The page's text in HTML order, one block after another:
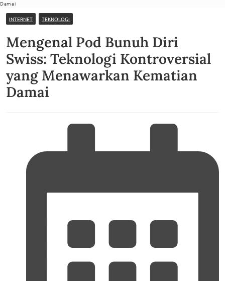
Damai
INTERNET TEKNOLOGI
Mengenal Pod Bunuh Diri
Swiss: Teknologi Kontroversial
yang Menawarkan Kematian
Damai